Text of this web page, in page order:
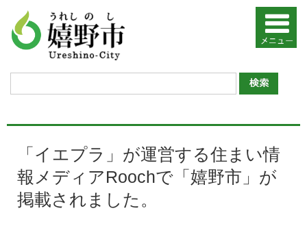
「イエプラ」が運営する住まい情
報メディアRoochで「嬉野市」が
掲載されました。